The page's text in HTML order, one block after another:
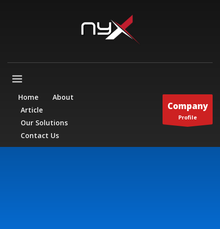
Home
About
Article
Our Solutions
Contact Us
Company
Profile